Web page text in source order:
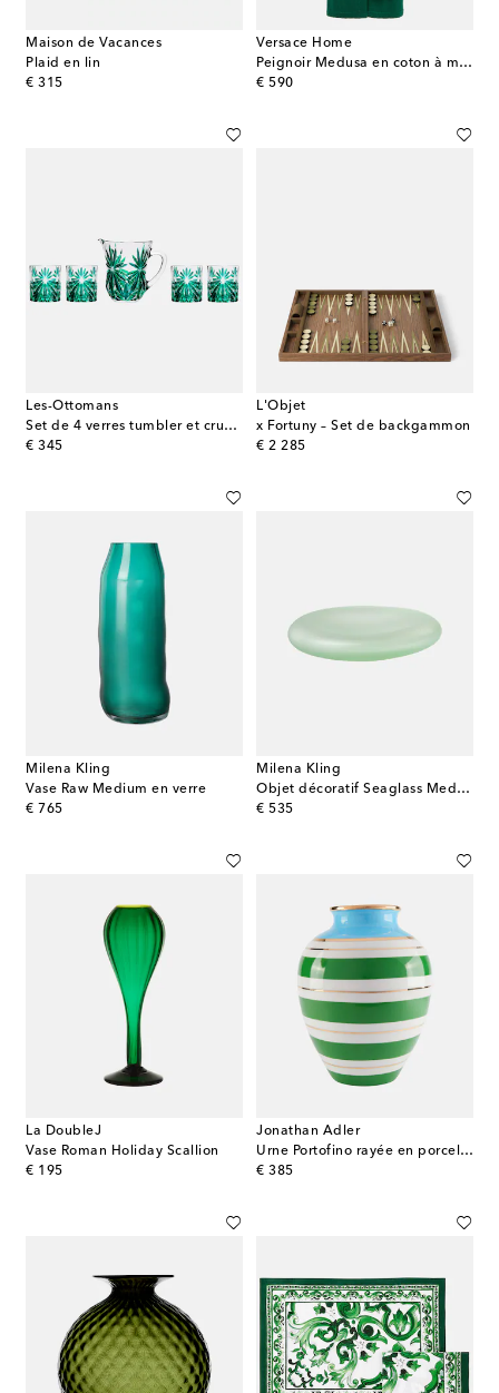
Maison de Vacances
Plaid en lin
€ 315
original price
Versace Home
Peignoir Medusa en coton à motif jacquard
€ 590
original price
Les-Ottomans
Set de 4 verres tumbler et cruche en cristal
€ 345
original price
L'Objet
x Fortuny – Set de backgammon
€ 2 285
original price
Milena Kling
Vase Raw Medium en verre
€ 765
original price
Milena Kling
Objet décoratif Seaglass Medium en verre
€ 535
original price
La DoubleJ
Vase Roman Holiday Scallion
€ 195
original price
Jonathan Adler
Urne Portofino rayée en porcelaine
€ 385
original price